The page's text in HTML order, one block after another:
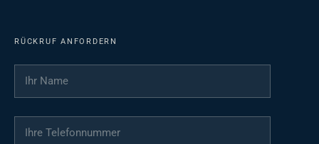
RÜCKRUF ANFORDERN
Ihr Name
Ihre Telefonnummer